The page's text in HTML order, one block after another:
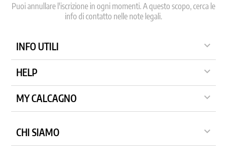
Puoi annullare l'iscrizione in ogni momenti. A questo scopo, cerca le
info di contatto nelle note legali.
INFO UTILI 
HELP 
MY CALCAGNO 
CHI SIAMO 